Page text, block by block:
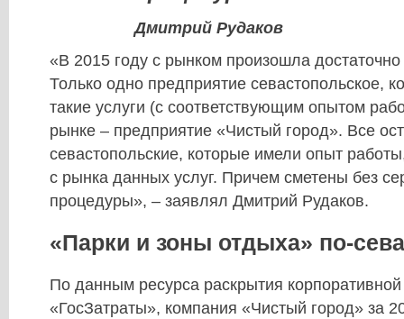
Дмитрий Рудаков
​«В 2015 году с рынком произошла
Только одно предприятие севастопольское,
такие услуги (с соответствующим опытом
рынке – предприятие «Чистый город». Все
севастопольские, которые имели опыт
с рынка данных услуг. Причем сметены без
процедуры», – заявлял Дмитрий Рудаков.
«Парки и зоны отдыха» по-
По данным ресурса раскрытия
«ГосЗатраты», компания «Чистый город» за